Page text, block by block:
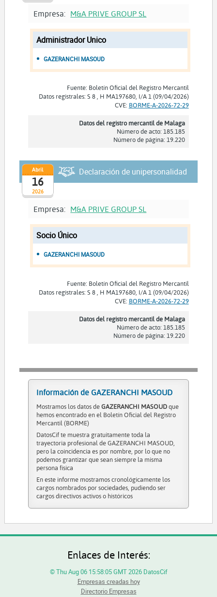
Empresa: M&A PRIVE GROUP SL
Administrador Unico
GAZERANCHI MASOUD
Fuente: Boletín Oficial del Registro Mercantil
Datos registrales: S 8 , H MA197680, I/A 1 (09/04/2026)
CVE: BORME-A-2026-72-29
Datos del registro mercantil de Malaga
Número de acto: 185.185
Número de página: 19.220
2026
Abril
16
Declaración de unipersonalidad
Empresa: M&A PRIVE GROUP SL
Socio Único
GAZERANCHI MASOUD
Fuente: Boletín Oficial del Registro Mercantil
Datos registrales: S 8 , H MA197680, I/A 1 (09/04/2026)
CVE: BORME-A-2026-72-29
Datos del registro mercantil de Malaga
Número de acto: 185.185
Número de página: 19.220
Información de GAZERANCHI MASOUD
Mostramos los datos deGAZERANCHI MASOUDque
hemos encontrado en el Boletín Oficial del Registro
Mercantil (BORME)
DatosCif te muestra gratuitamente toda la
trayectoria profesional de GAZERANCHI MASOUD,
pero la coincidencia es por nombre, por lo que no
podemos grantizar que sean siempre la misma
persona física
En este informe mostramos cronológicamente los
cargos nombrados por sociedades, pudiendo ser
cargos directivos activos o históricos
Enlaces de Interés:
© Thu Aug 06 15:58:05 GMT 2026 DatosCif
Empresas creadas hoy
Directorio Empresas